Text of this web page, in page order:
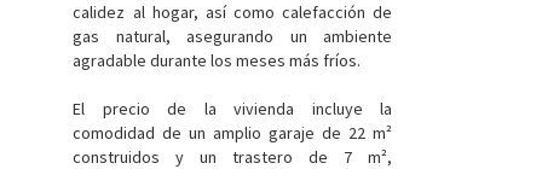
calidez al hogar, así como calefacción de
gas natural, asegurando un ambiente
agradable durante los meses más fríos.
El precio de la vivienda incluye la
comodidad de un amplio garaje de 22 m²
construidos y un trastero de 7 m²,